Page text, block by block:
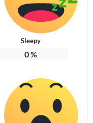
Sleepy
0%